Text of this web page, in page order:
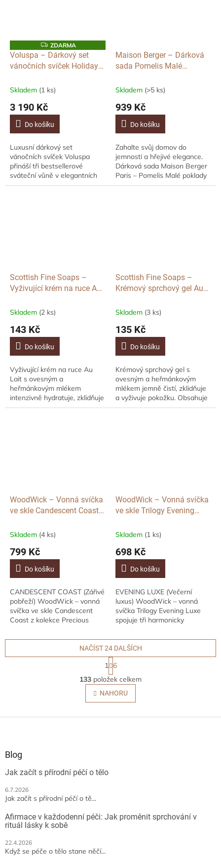
Z
D
A
R
ZDARMA
Voluspa – Dárkový set
vánočních svíček Holiday
Skladem (1 ks)
3 190 Kč
Do košíku
Luxusní dárkový set
vánočních svíček Voluspa
přináší tři bestsellerové
sváteční vůně v elegantních
embosovaných dózách.
Maison Berger – Dárková
sada Pomelis Malé
Magnificence, 90 ml
Skladem (>5 ks)
939 Kč
Do košíku
Zahalte svůj domov do
jemnosti a hřejivé elegance.
Dárková sada Maison Berger
Paris – Pomelis Malé poklady
s vůní Vanilla Magnificence
Scottish Fine Soaps –
Vyživující krém na ruce Au
heřmánkovým mlékem, 30
Skladem (2 ks)
143 Kč
Do košíku
Vyživující krém na ruce Au
Lait s ovesným a
heřmánkovým mlékem
intenzivně hydratuje, zklidňuje
a chrání pokožku. Obsahuje
Scottish Fine Soaps –
Krémový sprchový gel Au
heřmánkovým mlékem, 75
Skladem (3 ks)
135 Kč
Do košíku
Krémový sprchový gel s
ovesným a heřmánkovým
mlékem jemně čistí, zklidňuje
a vyživuje pokožku. Obsahuje
kyselinu mléčnou pro šetrnou
WoodWick – Vonná svíčka
ve skle Candescent Coast
Skladem (4 ks)
799 Kč
Do košíku
CANDESCENT COAST (Zářivé
pobřeží) WoodWick – vonná
svíčka ve skle Candescent
Coast z kolekce Precious
vůni s tóny teakového dřeva,
WoodWick – Vonná svíčka
ve skle Trilogy Evening
Skladem (1 ks)
698 Kč
Do košíku
EVENING LUXE (Večerní
luxus) WoodWick – vonná
svíčka Trilogy Evening Luxe
spojuje tři harmonicky
(Japonský cypřiš a jiřiny),
Lavender...
O
v
l
á
p
NAČÍST 24 DALŠÍCH
S
t
r
á
n
k
v
1 6
133 položek celkem
NAHORU
Blog
Jak začít s přírodní péčí o tělo
6.7.2026
Jak začít s přírodní péčí o tě...
Afirmace v každodenní péči: Jak proměnit sprchování v
rituál lásky k sobě
22.4.2026
Když se péče o tělo stane něčí...